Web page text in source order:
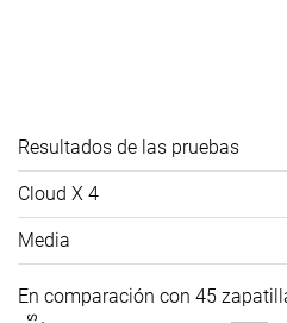
Resultados de las pruebas
Cloud X 4
Media
En comparación con 45